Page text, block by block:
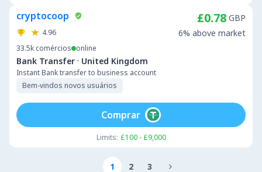
cryptocoop
4.96
33.5k comércios online
Bank Transfer · United Kingdom
Instant Bank transfer to business account
Bem-vindos novos usuários
£0.78 GBP
6% above market
Limits: £100 - £9,000
Comprar
1 2 3 